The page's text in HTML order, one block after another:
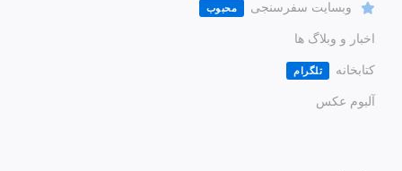
وبسایت سفرسنجی محبوب
اخبار و وبلاگ ها
کتابخانه تلگرام
آلبوم عکس